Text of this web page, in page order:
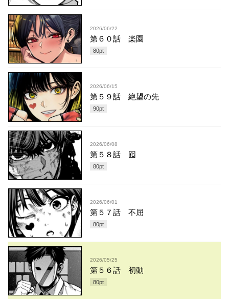
2026/06/22
第６０話 楽園
80pt
2026/06/15
第５９話 絶望の先
90pt
2026/06/08
第５８話 囮
80pt
2026/06/01
第５７話 不屈
80pt
2026/05/25
第５６話 初動
80pt